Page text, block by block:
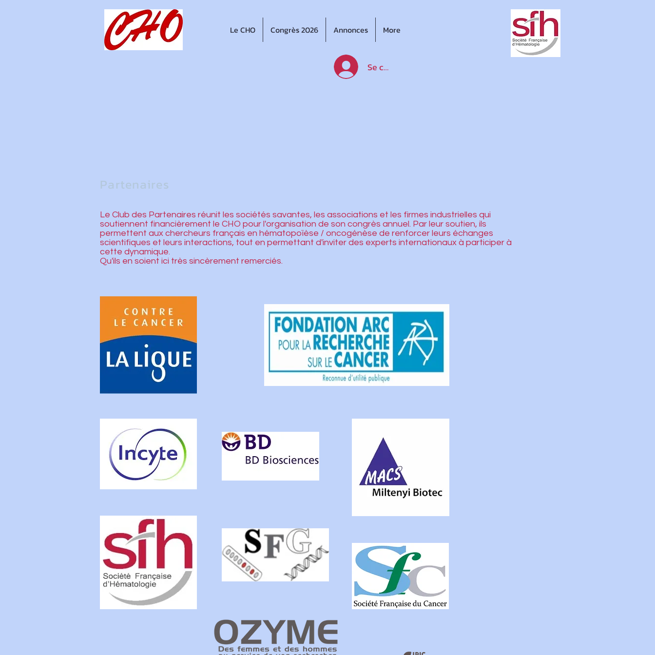
Le CHO Congrès 2026 Annonces More
Se connecter
Partenaires
Le Club des Partenaires réunit les sociétés savantes, les associations et les firmes industrielles qui
soutiennent financièrement le CHO pour l'organisation de son congrès annuel. Par leur soutien, ils
permettent aux chercheurs français en hématopoïèse / oncogénèse de renforcer leurs échanges
scientifiques et leurs interactions, tout en permettant d'inviter des experts internationaux à participer à
cette dynamique.
Qu'ils en soient ici très sincèrement remerciés.